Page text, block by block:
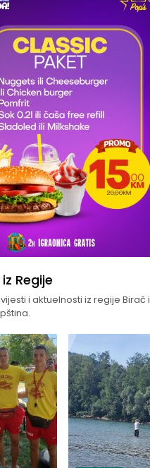
Regije
i aktuelnosti iz regije Birač i